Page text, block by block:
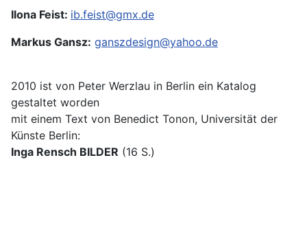
Ilona Feist: ib.feist@gmx.de
Markus Gansz: ganszdesign@yahoo.de
2010 ist von Peter Werzlau in Berlin ein Katalog
gestaltet worden
mit einem Text von Benedict Tonon, Universität der
Künste Berlin:
Inga Rensch BILDER (16 S.)